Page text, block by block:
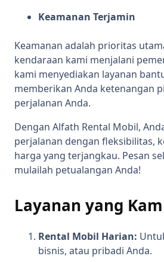
Keamanan Terjamin
Keamanan adalah prioritas
kendaraan kami menjalani
kami menyediakan layanan
memberikan Anda ketenangan
perjalanan Anda.
Dengan Alfath Rental Mobil,
perjalanan dengan fleksibilitas,
harga yang terjangkau. Pesan
mulailah petualangan Anda!
Layanan yang
Rental Mobil Harian:
bisnis, atau pribadi Anda.